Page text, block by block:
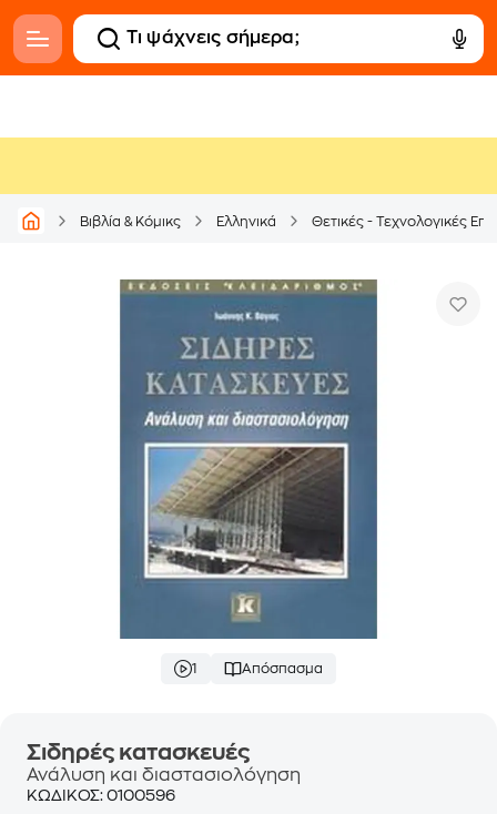
Βιβλία & Κόμικς Ελληνικά Θετικές - Τεχνολογικές
1 Απόσπασμα
Σιδηρές κατασκευές
Ανάλυση και διαστασιολόγηση
ΚΩΔΙΚΟΣ: 0100596